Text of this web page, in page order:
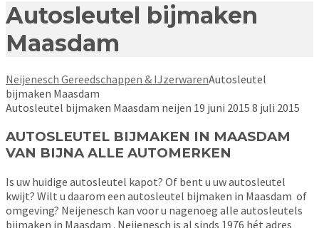
Autosleutel bijmaken
Maasdam
Neijenesch Gereedschappen & IJzerwarenAutosleutel
bijmaken Maasdam
Autosleutel bijmaken Maasdam neijen 19 juni 2015 8 juli 2015
AUTOSLEUTEL BIJMAKEN IN MAASDAM
VAN BIJNA ALLE AUTOMERKEN
Is uw huidige autosleutel kapot? Of bent u uw autosleutel
kwijt? Wilt u daarom een autosleutel bijmaken in Maasdam of
omgeving? Neijenesch kan voor u nagenoeg alle autosleutels
bijmaken in Maasdam . Neijenesch is al sinds 1976 hét adres